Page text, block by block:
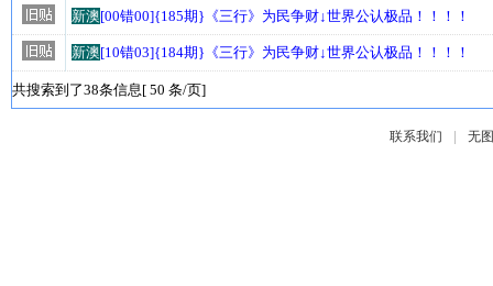
新澳[00错00]{185期}《三行》为民争财↓世界公认极品！！！！
新澳[10错03]{184期}《三行》为民争财↓世界公认极品！！！！
共搜索到了38条信息[ 50 条/页]
联系我们 | 无